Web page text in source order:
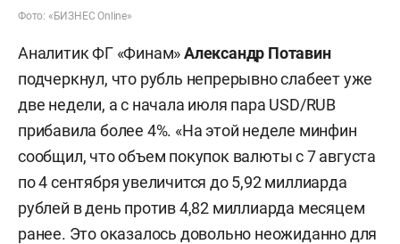
Фото: «БИЗНЕС Online»
Аналитик ФГ «Финам»Александр Потавин
подчеркнул, что рубль непрерывно слабеет уже
две недели, а с начала июля пара USD/RUB
прибавила более 4%. «На этой неделе минфин
сообщил, что объем покупок валюты с 7 августа
по 4 сентября увеличится до 5,92 миллиарда
рублей в день против 4,82 миллиарда месяцем
ранее. Это оказалось довольно неожиданно для